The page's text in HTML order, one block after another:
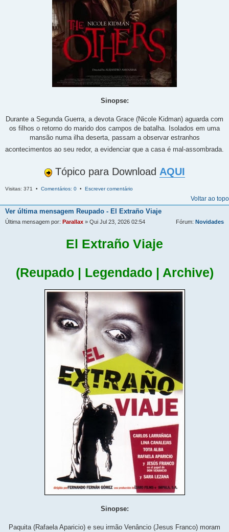
Sinopse:
Durante a Segunda Guerra, a devota Grace (Nicole Kidman) aguarda com
os filhos o retorno do marido dos campos de batalha. Isolados em uma
mansão numa ilha deserta, passam a observar estranhos
acontecimentos ao seu redor, a evidenciar que a casa é mal-assombrada.
Tópico para Download AQUI
Visitas: 371 • Comentários: 0 • Escrever comentário
Voltar ao topo
Ver última mensagem Reupado - El Extraño Viaje
Última mensagem por: Parallax » Qui Jul 23, 2026 02:54 Fórum: Novidades
El Extraño Viaje
(Reupado | Legendado | Archive)
Sinopse:
Paquita (Rafaela Aparicio) e seu irmão Venâncio (Jesus Franco) moram